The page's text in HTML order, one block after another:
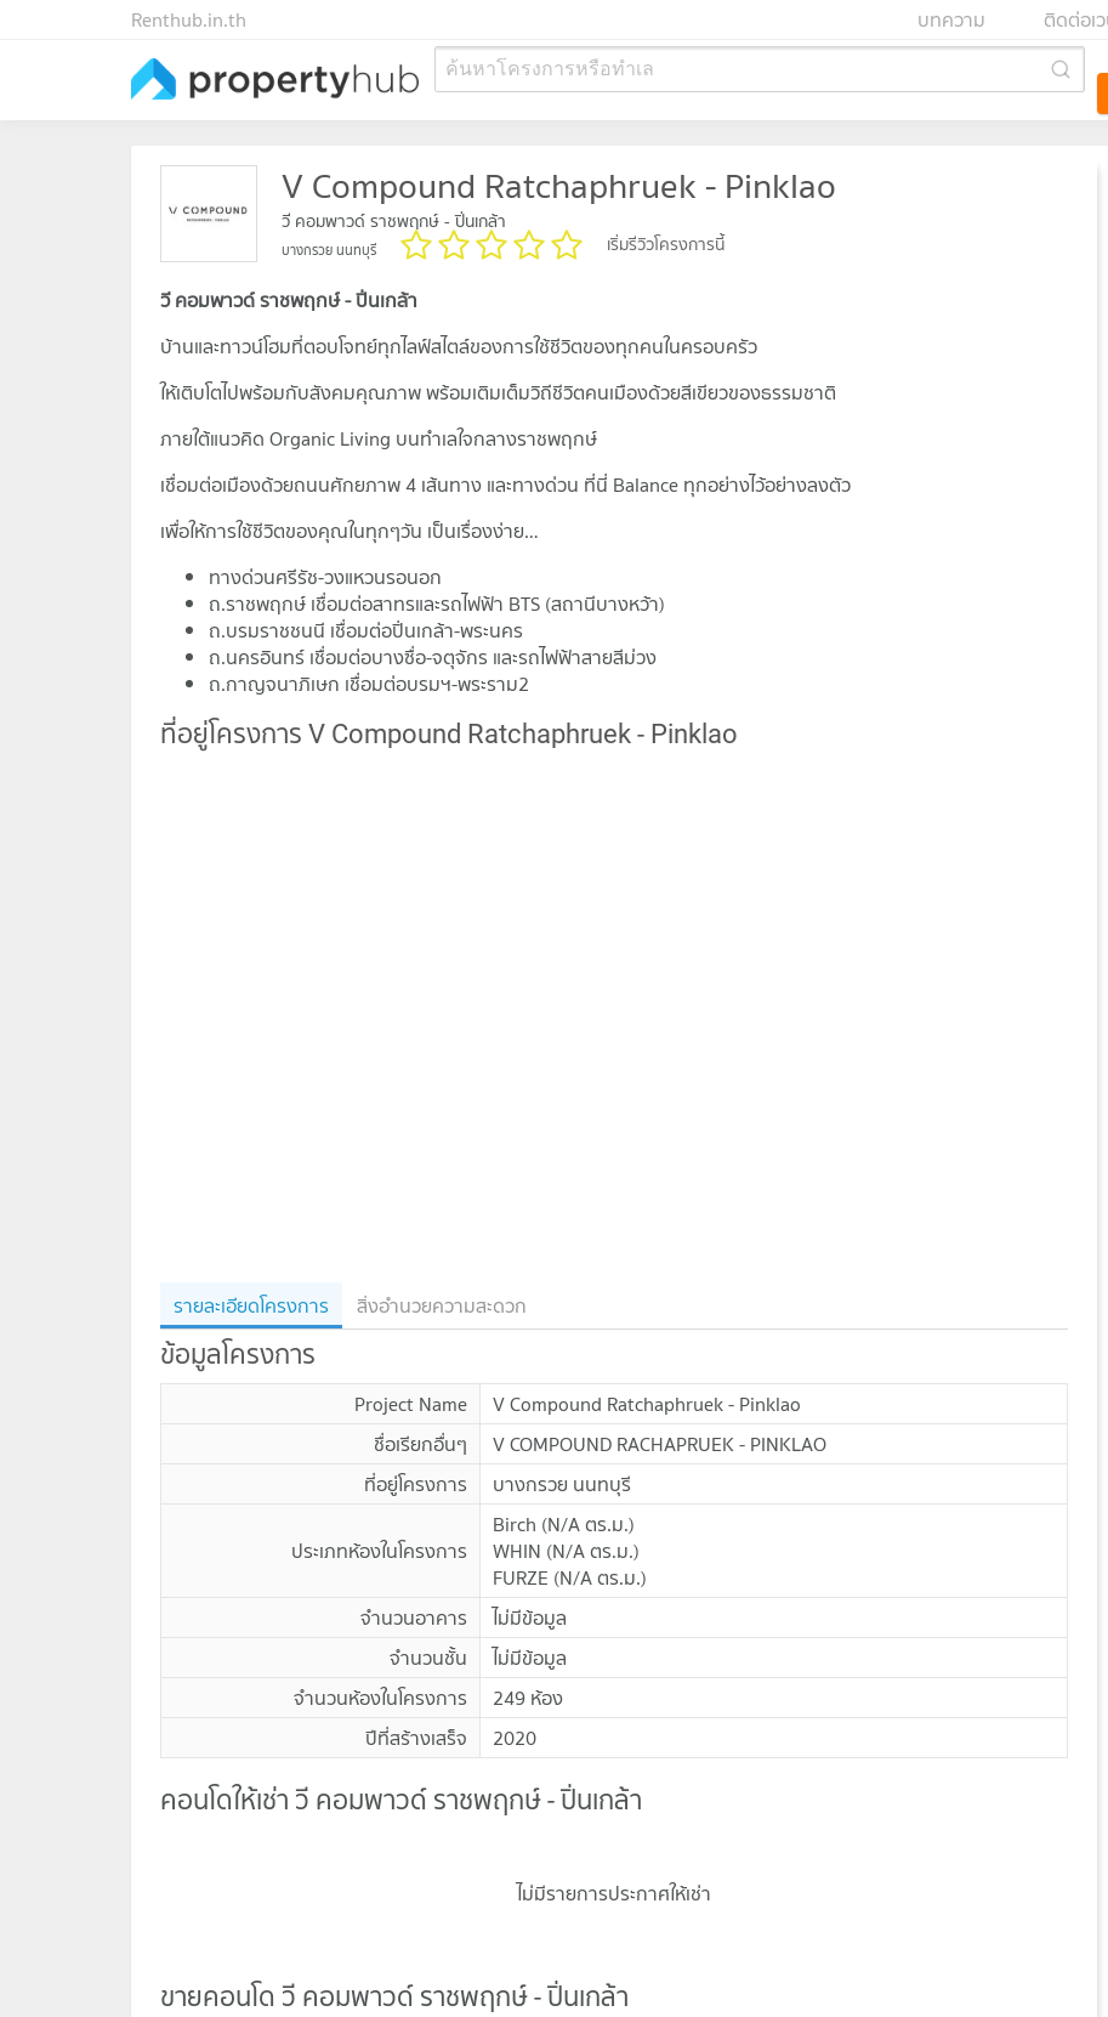
ติดต่อเ
บทความ
Renthub.in.th
ค้นหาโครงการหรือทำเล
V Compound Ratchaphruek - Pinklao
วี คอมพาวด์ ราชพฤกษ์ - ปิ่นเกล้า
บางกรวย นนทบุรี เริ่มรีวิวโครงการนี้
วี คอมพาวด์ ราชพฤกษ์ - ปิ่นเกล้า
บ้านและทาวน์โฮมที่ตอบโจทย์ทุกไลฟ์สไตล์ของการใช้ชีวิตของทุกคนในครอบครัว
ให้เติบโตไปพร้อมกับสังคมคุณภาพ พร้อมเติมเต็มวิถีชีวิตคนเมืองด้วยสีเขียวของธรรมชาติ
ภายใต้แนวคิด Organic Living บนทำเลใจกลางราชพฤกษ์
เชื่อมต่อเมืองด้วยถนนศักยภาพ 4 เส้นทาง และทางด่วน ที่นี่ Balance ทุกอย่างไว้อย่างลงตัว
เพื่อให้การใช้ชีวิตของคุณในทุกๆวัน เป็นเรื่องง่าย…
ทางด่วนศรีรัช-วงแหวนรอนอก
ถ.ราชพฤกษ์ เชื่อมต่อสาทรและรถไฟฟ้า BTS (สถานีบางหว้า)
ถ.บรมราชชนนี เชื่อมต่อปิ่นเกล้า-พระนคร
ถ.นครอินทร์ เชื่อมต่อบางซื่อ-จตุจักร และรถไฟฟ้าสายสีม่วง
ถ.กาญจนาภิเษก เชื่อมต่อบรมฯ-พระราม2
ที่อยู่โครงการ V Compound Ratchaphruek - Pinklao
รายละเอียดโครงการ สิ่งอำนวยความสะดวก
ข้อมูลโครงการ
Project Name
V Compound Ratchaphruek - Pinklao
ชื่อเรียกอื่นๆ
V COMPOUND RACHAPRUEK - PINKLAO
ที่อยู่โครงการ
บางกรวย นนทบุรี
ประเภทห้องในโครงการ
Birch (N/Aตร.ม.)
WHIN (N/Aตร.ม.)
FURZE (N/Aตร.ม.)
จำนวนอาคาร
ไม่มีข้อมูล
จำนวนชั้น
ไม่มีข้อมูล
จำนวนห้องในโครงการ
249 ห้อง
ปีที่สร้างเสร็จ
2020
คอนโดให้เช่า วี คอมพาวด์ ราชพฤกษ์ - ปิ่นเกล้า
ไม่มีรายการประกาศให้เช่า
ขายคอนโด วี คอมพาวด์ ราชพฤกษ์ - ปิ่นเกล้า